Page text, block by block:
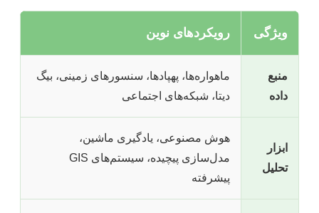
ویژگی رویکردهای نوین
منبع
داده
ماهواره‌ها، پهپادها، سنسورهای زمینی، بیگ
دیتا، شبکه‌های اجتماعی
ابزار
تحلیل
هوش مصنوعی، یادگیری ماشین،
مدل‌سازی پیچیده، سیستم‌های GIS
پیشرفته